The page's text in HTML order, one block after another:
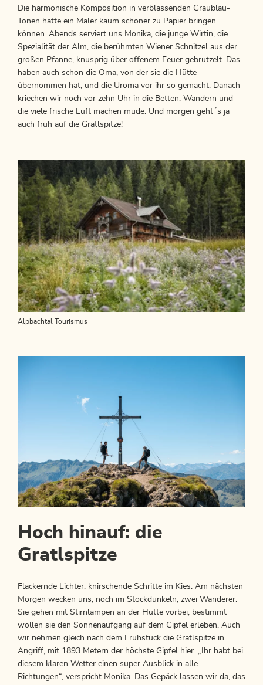
Die harmonische Komposition in verblassenden Graublau-
Tönen hätte ein Maler kaum schöner zu Papier bringen
können. Abends serviert uns Monika, die junge Wirtin, die
Spezialität der Alm, die berühmten Wiener Schnitzel aus der
großen Pfanne, knusprig über offenem Feuer gebrutzelt. Das
haben auch schon die Oma, von der sie die Hütte
übernommen hat, und die Uroma vor ihr so gemacht. Danach
kriechen wir noch vor zehn Uhr in die Betten. Wandern und
die viele frische Luft machen müde. Und morgen geht´s ja
auch früh auf die Gratlspitze!
Alpbachtal Tourismus
Hoch hinauf: die
Gratlspitze
Flackernde Lichter, knirschende Schritte im Kies: Am nächsten
Morgen wecken uns, noch im Stockdunkeln, zwei Wanderer.
Sie gehen mit Stirnlampen an der Hütte vorbei, bestimmt
wollen sie den Sonnenaufgang auf dem Gipfel erleben. Auch
wir nehmen gleich nach dem Frühstück die Gratlspitze in
Angriff, mit 1893 Metern der höchste Gipfel hier. „Ihr habt bei
diesem klaren Wetter einen super Ausblick in alle
Richtungen“, verspricht Monika. Das Gepäck lassen wir da, das